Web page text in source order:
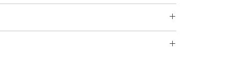
migliora le prestazioni dell'impianto solare ed